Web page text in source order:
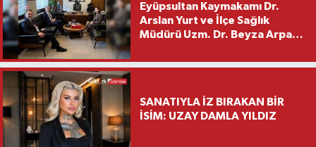
Eyüpsultan Kaymakamı Dr.
Arslan Yurt ve İlçe Sağlık
Müdürü Uzm. Dr. Beyza Arpacı
Ziyareti
SANATIYLA İZ BIRAKAN BİR
İSİM: UZAY DAMLA YILDIZ